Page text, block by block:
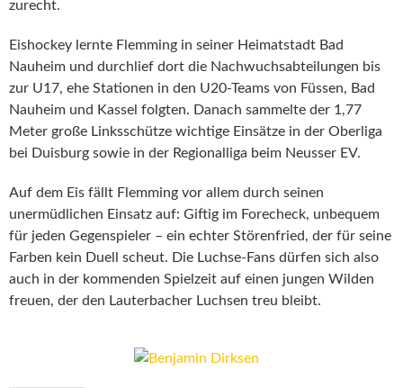
zurecht.
Eishockey lernte Flemming in seiner Heimatstadt Bad
Nauheim und durchlief dort die Nachwuchsabteilungen bis
zur U17, ehe Stationen in den U20-Teams von Füssen, Bad
Nauheim und Kassel folgten. Danach sammelte der 1,77
Meter große Linksschütze wichtige Einsätze in der Oberliga
bei Duisburg sowie in der Regionalliga beim Neusser EV.
Auf dem Eis fällt Flemming vor allem durch seinen
unermüdlichen Einsatz auf: Giftig im Forecheck, unbequem
für jeden Gegenspieler – ein echter Störenfried, der für seine
Farben kein Duell scheut. Die Luchse-Fans dürfen sich also
auch in der kommenden Spielzeit auf einen jungen Wilden
freuen, der den Lauterbacher Luchsen treu bleibt.